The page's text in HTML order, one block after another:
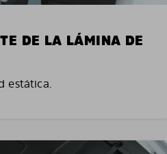
DE LA LÁMINA DE
estática.